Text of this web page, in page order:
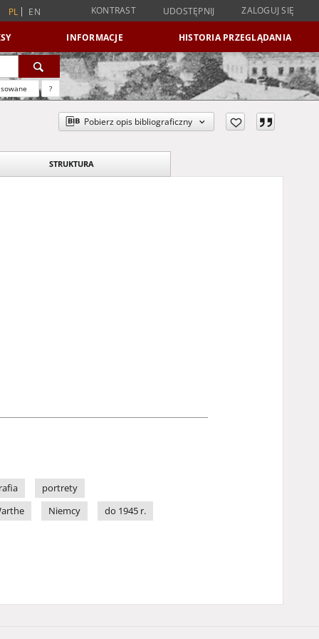
PL EN KONTRAST UDOSTĘPNIJ ZALOGUJ SIĘ
INFORMACJE HISTORIA PRZEGLĄDANIA
?
Pobierz opis bibliograficzny
STRUKTURA
portrety
Niemcy
do 1945 r.